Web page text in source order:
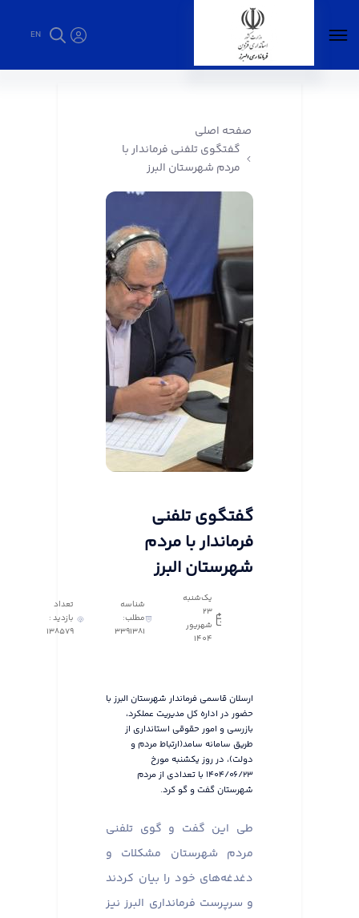
EN
صفحه اصلی
گفتگوی تلفنی فرماندار با
مردم شهرستان البرز
گفتگوی تلفنی
فرماندار با مردم
شهرستان البرز
یک‌شنبه
23
شهریور
1404
شناسه
مطلب:
3391381
تعداد
بازدید :
138579
ارسلان قاسمی فرماندار شهرستان البرز با
حضور در اداره کل مدیریت عملکرد،
بازرسی و امور حقوقی استانداری از
طریق سامانه سامد(ارتباط مردم و
دولت)، در روز یکشنبه مورخ
۱۴۰۴/۰۶/۲۳ با تعدادی از مردم
شهرستان گفت و گو کرد.
طی این گفت و گوی تلفنی
مردم شهرستان مشکلات و
دغدغه‌های خود را بیان کردند
و سرپرست فرمانداری البرز نیز